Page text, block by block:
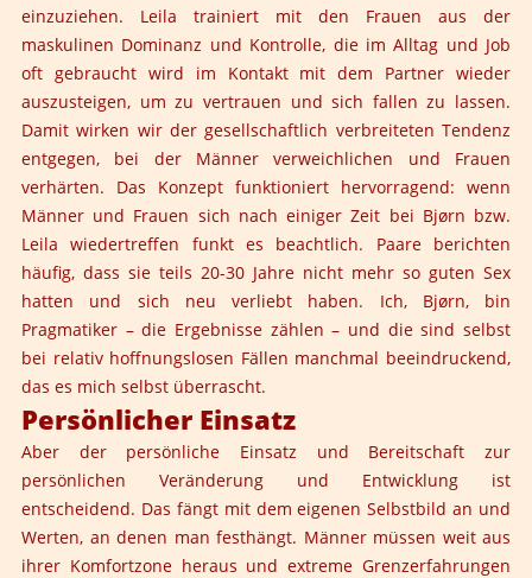
einzuziehen. Leila trainiert mit den Frauen aus der
maskulinen Dominanz und Kontrolle, die im Alltag und Job
oft gebraucht wird im Kontakt mit dem Partner wieder
auszusteigen, um zu vertrauen und sich fallen zu lassen.
Damit wirken wir der gesellschaftlich verbreiteten Tendenz
entgegen, bei der Männer verweichlichen und Frauen
verhärten. Das Konzept funktioniert hervorragend: wenn
Männer und Frauen sich nach einiger Zeit bei Bjørn bzw.
Leila wiedertreffen funkt es beachtlich. Paare berichten
häufig, dass sie teils 20-30 Jahre nicht mehr so guten Sex
hatten und sich neu verliebt haben. Ich, Bjørn, bin
Pragmatiker – die Ergebnisse zählen – und die sind selbst
bei relativ hoffnungslosen Fällen manchmal beeindruckend,
das es mich selbst überrascht.
Persönlicher Einsatz
Aber der persönliche Einsatz und Bereitschaft zur
persönlichen Veränderung und Entwicklung ist
entscheidend. Das fängt mit dem eigenen Selbstbild an und
Werten, an denen man festhängt. Männer müssen weit aus
ihrer Komfortzone heraus und extreme Grenzerfahrungen